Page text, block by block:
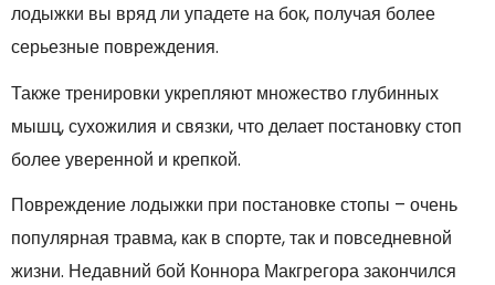
лодыжки вы вряд ли упадете на бок, получая более
серьезные повреждения.
Также тренировки укрепляют множество глубинных
мышц, сухожилия и связки, что делает постановку стоп
более уверенной и крепкой.
Повреждение лодыжки при постановке стопы – очень
популярная травма, как в спорте, так и повседневной
жизни. Недавний бой Коннора Макгрегора закончился